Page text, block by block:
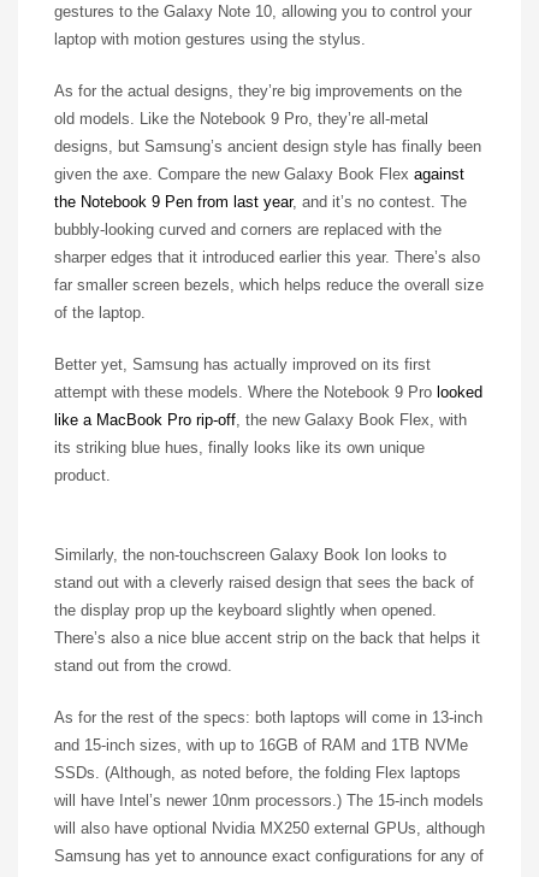
gestures to the Galaxy Note 10, allowing you to control your
laptop with motion gestures using the stylus.
As for the actual designs, they’re big improvements on the
old models. Like the Notebook 9 Pro, they’re all-metal
designs, but Samsung’s ancient design style has finally been
given the axe. Compare the new Galaxy Book Flex against
the Notebook 9 Pen from last year, and it’s no contest. The
bubbly-looking curved and corners are replaced with the
sharper edges that it introduced earlier this year. There’s also
far smaller screen bezels, which helps reduce the overall size
of the laptop.
Better yet, Samsung has actually improved on its first
attempt with these models. Where the Notebook 9 Pro looked
like a MacBook Pro rip-off , the new Galaxy Book Flex, with
its striking blue hues, finally looks like its own unique
product.
Similarly, the non-touchscreen Galaxy Book Ion looks to
stand out with a cleverly raised design that sees the back of
the display prop up the keyboard slightly when opened.
There’s also a nice blue accent strip on the back that helps it
stand out from the crowd.
As for the rest of the specs: both laptops will come in 13-inch
and 15-inch sizes, with up to 16GB of RAM and 1TB NVMe
SSDs. (Although, as noted before, the folding Flex laptops
will have Intel’s newer 10nm processors.) The 15-inch models
will also have optional Nvidia MX250 external GPUs, although
Samsung has yet to announce exact configurations for any of